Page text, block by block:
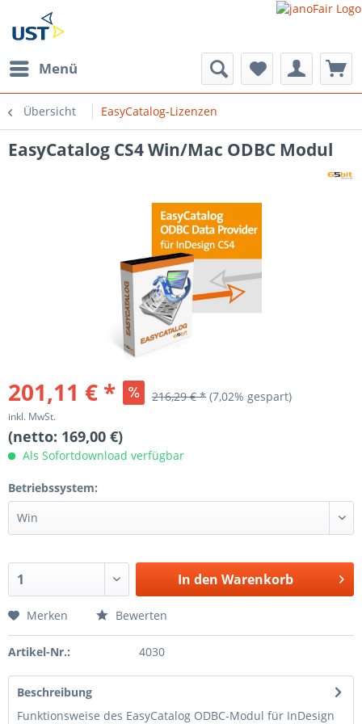
Menü
Übersicht EasyCatalog-Lizenzen
EasyCatalog CS4 Win/Mac ODBC Modul
201,11 € * 216,29 € * (7,02% gespart)
inkl. MwSt.
(netto: 169,00 €)
Als Sofortdownload verfügbar
Betriebssystem:
In den Warenkorb
Merken Bewerten
Artikel-Nr.: 4030
Beschreibung
Funktionsweise des EasyCatalog ODBC-Modul für InDesign